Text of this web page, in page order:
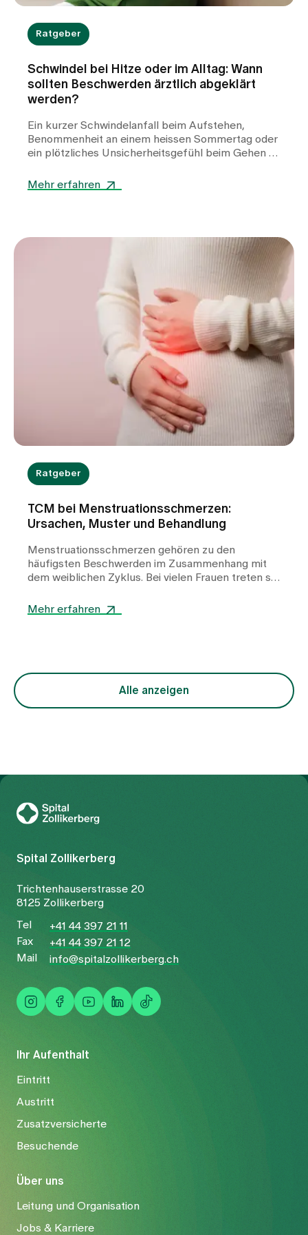
Ratgeber
Schwindel bei Hitze oder im Alltag: Wann
sollten Beschwerden ärztlich abgeklärt
werden?
Ein kurzer Schwindelanfall beim Aufstehen,
Benommenheit an einem heissen Sommertag oder
ein plötzliches Unsicherheitsgefühl beim Gehen –
Betroffene häufig verunsichern. Während Hitze
Ursachen dahinterstecken. Erfahren Sie, wann
Schwindel harmlos ist, welche Warnzeichen Sie
ernst nehmen sollten und wie wir Sie bei der
Abklärung unterstützen.
Mehr erfahren
Ratgeber
TCM bei Menstruationsschmerzen:
Ursachen, Muster und Behandlung
Menstruationsschmerzen gehören zu den
häufigsten Beschwerden im Zusammenhang mit
dem weiblichen Zyklus. Bei vielen Frauen treten sie
deutlich beeinträchtigen. In unserer TCM-Praxis
im Körper. Im Zentrum steht dabei die Frage,
warum der freie Fluss von Qi (Lebensenergie) und
Mehr erfahren
Alle anzeigen
Ihr Aufenthalt
Eintritt
Austritt
Zusatzversicherte
Besuchende
Über uns
Leitung und Organisation
Jobs & Karriere
Spital Zollikerberg
Trichtenhauserstrasse 20
8125 Zollikerberg
Tel
+41 44 397 21 11
Fax
+41 44 397 21 12
Mail
info@spitalzollikerberg.ch